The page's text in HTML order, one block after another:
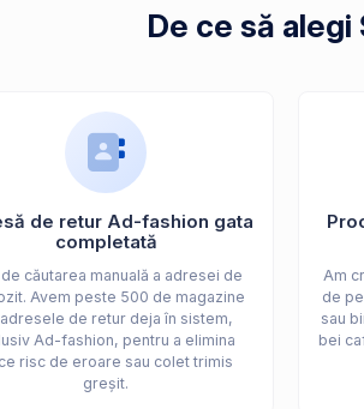
De ce să
de retur Ad-fashion gata
completată
de căutarea manuală a adresei de
Avem peste 500 de magazine
de retur deja în sistem,
Ad-fashion, pentru a elimina
risc de eroare sau colet trimis
greșit.
Am
de
sau
bei